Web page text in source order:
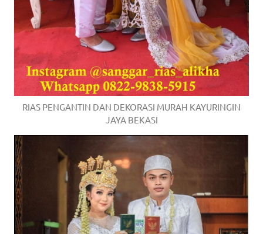
RIAS PENGANTIN DAN DEKORASI MURAH KAYURINGIN
JAYA BEKASI